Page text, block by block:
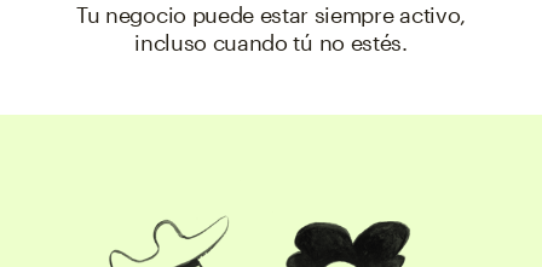
Tu negocio puede estar siempre activo,
incluso cuando tú no estés.